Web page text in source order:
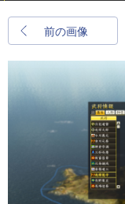
前の画像